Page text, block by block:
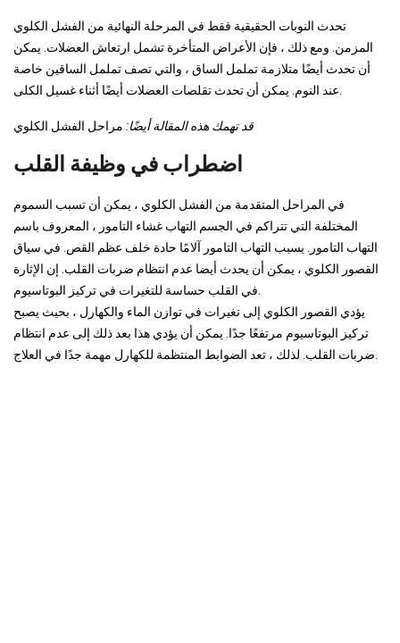
تحدث النوبات الحقيقية فقط في المرحلة النهائية من الفشل الكلوي
المزمن. ومع ذلك ، فإن الأعراض المتأخرة تشمل ارتعاش العضلات. يمكن
أن تحدث أيضًا متلازمة تململ الساق ، والتي تصف تململ الساقين خاصة
قد تهمك هذه المقالة أيضًا: مراحل الفشل الكلوي
اضطراب في وظيفة القلب
في المراحل المتقدمة من الفشل الكلوي ، يمكن أن تسبب السموم
المختلفة التي تتراكم في الجسم التهاب غشاء التامور ، المعروف باسم
التهاب التامور. يسبب التهاب التامور آلامًا حادة خلف عظم القص. في سياق
القصور الكلوي ، يمكن أن يحدث أيضا عدم انتظام ضربات القلب. إن الإثارة
يؤدي القصور الكلوي إلى تغيرات في توازن الماء والكهارل ، بحيث يصبح
تركيز البوتاسيوم مرتفعًا جدًا. يمكن أن يؤدي هذا بعد ذلك إلى عدم انتظام